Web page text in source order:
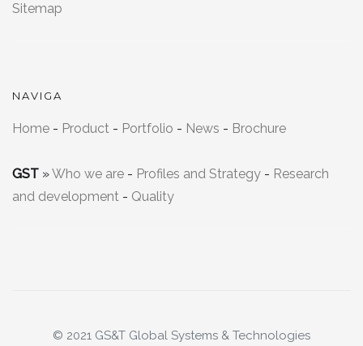
Sitemap
NAVIGA
Home - Product - Portfolio - News - Brochure
GST »Who we are - Profiles and Strategy - Research
and development - Quality
© 2021 GS&T Global Systems & Technologies